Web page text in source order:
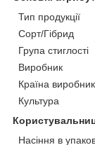
Тип продукції
Сорт/Гібрид
Група стиглості
Виробник
Країна виробник
Культура
Насіння в